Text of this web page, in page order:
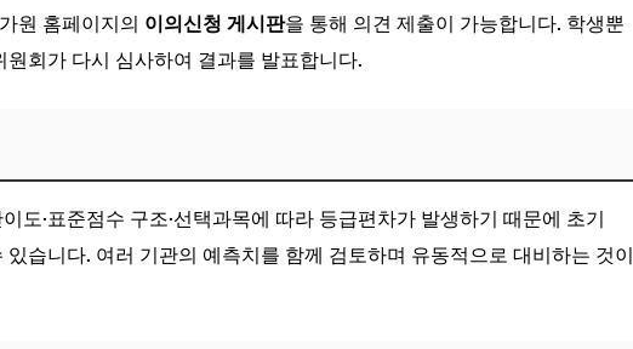
원 홈페이지의 이의신청 게시판을 통해 의견 제출이 가능합니다. 학생뿐
회가 다시 심사하여 결과를 발표합니다.
도·표준점수 구조·선택과목에 따라 등급편차가 발생하기 때문에 초기
습니다. 여러 기관의 예측치를 함께 검토하며 유동적으로 대비하는 것이